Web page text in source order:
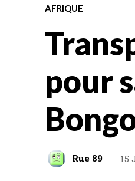
AFRIQUE
pour
Rue 89 15